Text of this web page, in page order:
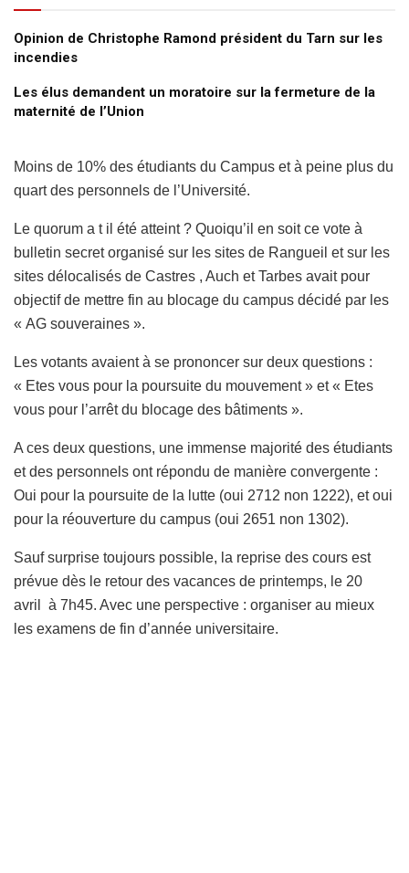
Opinion de Christophe Ramond président du Tarn sur les
incendies
Les élus demandent un moratoire sur la fermeture de la
maternité de l’Union
Moins de 10% des étudiants du Campus et à peine plus du
quart des personnels de l’Université.
Le quorum a t il été atteint ? Quoiqu’il en soit ce vote à
bulletin secret organisé sur les sites de Rangueil et sur les
sites délocalisés de Castres , Auch et Tarbes avait pour
objectif de mettre fin au blocage du campus décidé par les
« AG souveraines ».
Les votants avaient à se prononcer sur deux questions :
« Etes vous pour la poursuite du mouvement » et « Etes
vous pour l’arrêt du blocage des bâtiments ».
A ces deux questions, une immense majorité des étudiants
et des personnels ont répondu de manière convergente :
Oui pour la poursuite de la lutte (oui 2712 non 1222), et oui
pour la réouverture du campus (oui 2651 non 1302).
Sauf surprise toujours possible, la reprise des cours est
prévue dès le retour des vacances de printemps, le 20
avril à 7h45. Avec une perspective : organiser au mieux
les examens de fin d’année universitaire.